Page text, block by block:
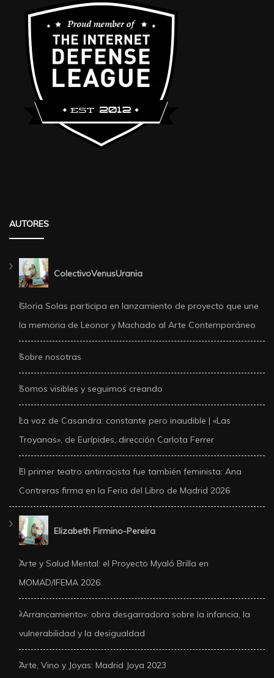
AUTORES
ColectivoVenusUrania
Gloria Solas participa en lanzamiento de proyecto que une
la memoria de Leonor y Machado al Arte Contemporáneo
Sobre nosotras
Somos visibles y seguimos creando
La voz de Casandra: constante pero inaudible | «Las
Troyanas», de Eurípides, dirección Carlota Ferrer
El primer teatro antirracista fue también feminista: Ana
Contreras firma en la Feria del Libro de Madrid 2026
Elizabeth Firmino-Pereira
Arte y Salud Mental: el Proyecto Myaló Brilla en
MOMAD/IFEMA 2026
«Arrancamiento»: obra desgarradora sobre la infancia, la
vulnerabilidad y la desigualdad
Arte, Vino y Joyas: Madrid Joya 2023